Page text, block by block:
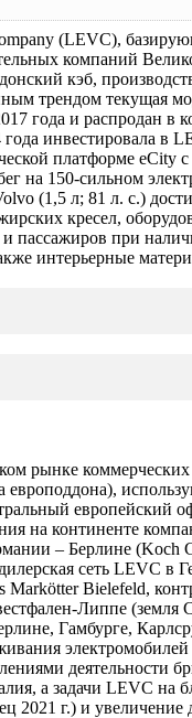
(LEVC),
компаний
кэб,
трендом текущая
года и распродан в
инвестировала в
платформе eCity
на 150-сильном
(1,5 л; 81 л. с.)
кресел,
пассажиров при
интерьерные
рынке
европоддона),
европейский
на континенте
– Берлине (Koch
сеть LEVC в
Markötter Bielefeld,
Липпе
Гамбурге,
деятельности
а задачи LEVC на
2021 г.) и